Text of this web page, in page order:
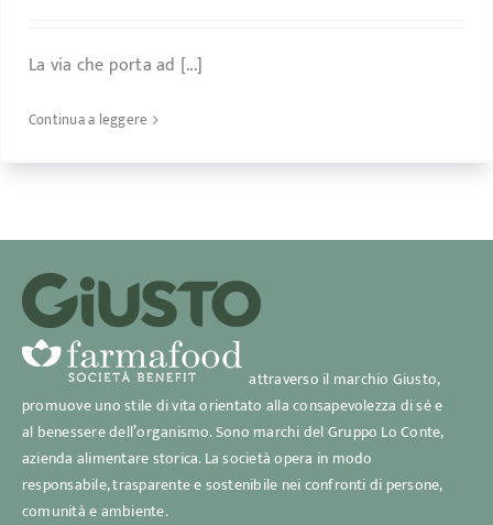
La via che porta ad [...]
Continua a leggere
attraverso il marchio Giusto,
promuove uno stile di vita orientato alla consapevolezza di sé e
al benessere dell’organismo. Sono marchi del Gruppo Lo Conte,
azienda alimentare storica. La società opera in modo
responsabile, trasparente e sostenibile nei confronti di persone,
comunità e ambiente.